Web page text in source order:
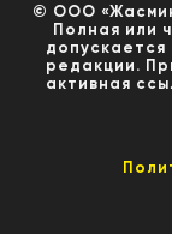
© ООО
Полная или
редакции.
активная